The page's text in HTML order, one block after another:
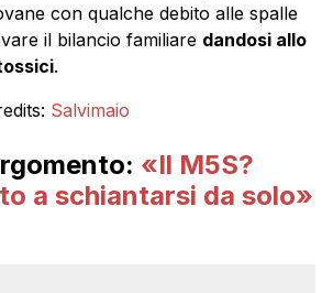
con qualche debito alle spalle
il bilancio familiare dandosi allo
.
Salvimaio
«Il M5S?
a schiantarsi da solo»